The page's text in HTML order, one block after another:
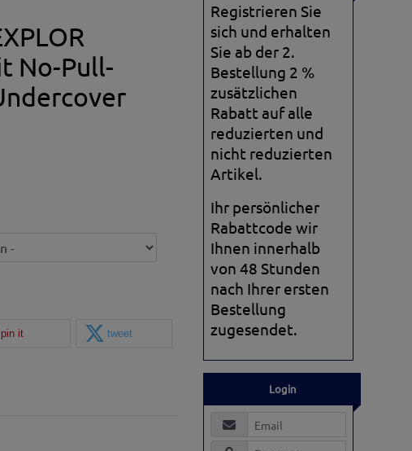
No-Pull-
pin it tweet
Registrieren Sie
sich und erhalten
Sie ab der 2.
Bestellung 2 %
zusätzlichen
Rabatt auf alle
reduzierten und
nicht reduzierten
Artikel.
Ihr persönlicher
Rabattcode wir
Ihnen innerhalb
von 48 Stunden
nach Ihrer ersten
Bestellung
zugesendet.
Login